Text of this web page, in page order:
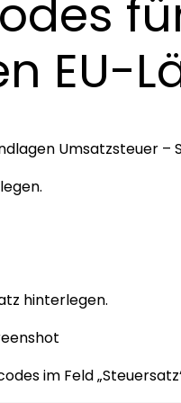
EU-
Umsatzsteuer –
hinterlegen.
im Feld